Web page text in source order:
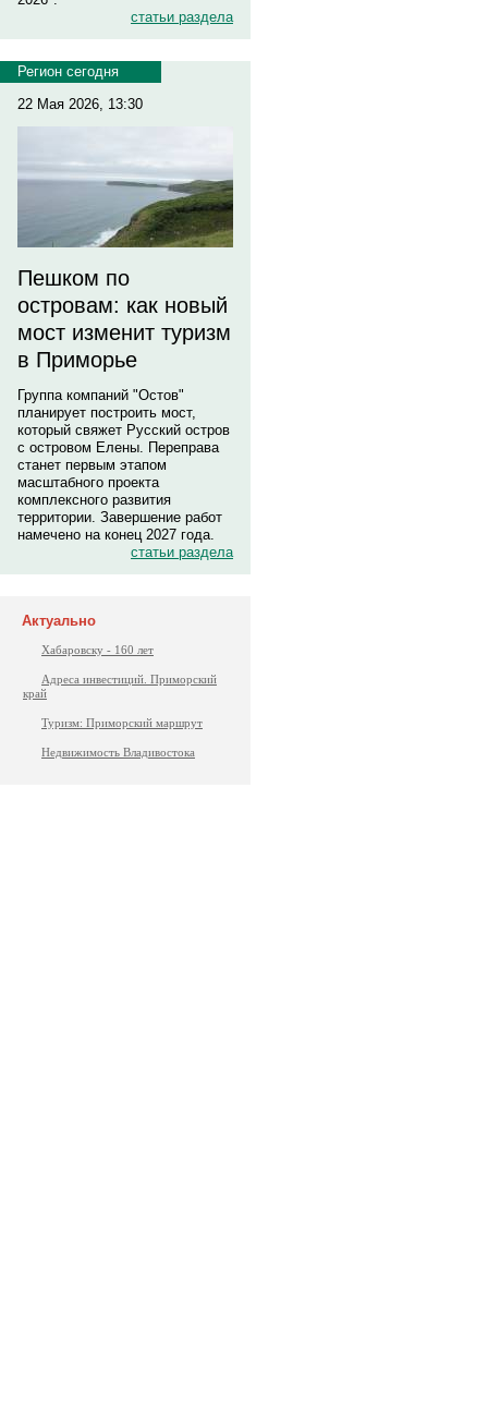
статьи раздела
Регион сегодня
22 Мая 2026, 13:30
Пешком по
островам: как новый
мост изменит туризм
в Приморье
Группа компаний "Остов"
планирует построить мост,
который свяжет Русский остров
с островом Елены. Переправа
станет первым этапом
масштабного проекта
комплексного развития
территории. Завершение работ
намечено на конец 2027 года.
статьи раздела
Актуально
Хабаровску - 160 лет
Адреса инвестиций. Приморский
край
Туризм: Приморский маршрут
Недвижимость Владивостока